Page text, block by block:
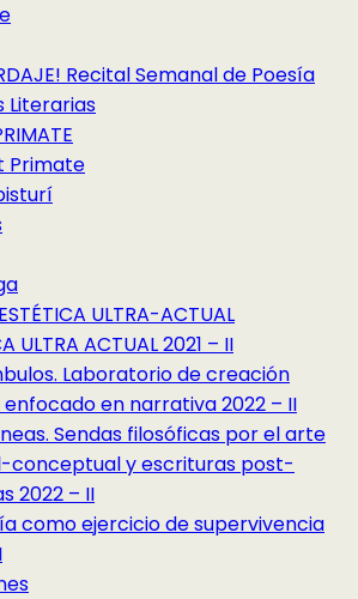
Recital Semanal de Poesía
Literarias
Primate
ULTRA-ACTUAL
ULTRA ACTUAL 2021 – II
Laboratorio de creación
en narrativa 2022 – II
Sendas filosóficas por el arte
conceptual y escrituras post-
2022 – II
como ejercicio de supervivencia